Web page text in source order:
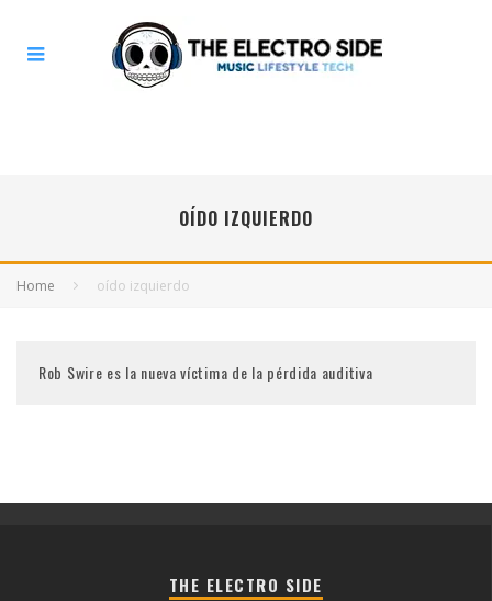
OÍDO IZQUIERDO
Home oído izquierdo
Rob Swire es la nueva víctima de la pérdida auditiva
THE ELECTRO SIDE